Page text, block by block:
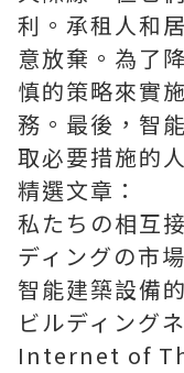
利。承租人和
意放棄。為了
慎的策略來實
務。最後，智
取必要措施的
精選文章：
私たちの相互
ディングの市
智能建築設備
ビルディング
Internet of